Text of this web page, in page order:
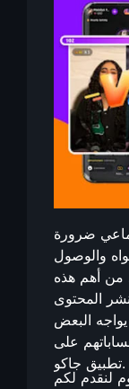
ضرورة
والوصول
من أهم هذه
المحتوى
البعض
على
تطبيق جاكو.
لنقدم لكم